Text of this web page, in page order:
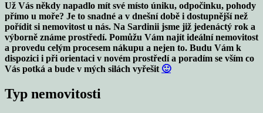
Už Vás někdy napadlo mít své místo úniku, odpočinku, pohody
přímo u moře? Je to snadné a v dnešní době i dostupnější než
pořídit si nemovitost u nás. Na Sardinii jsme již jedenáctý rok a
výborně známe prostředí. Pomůžu Vám najít ideální nemovitost
a provedu celým procesem nákupu a nejen to. Budu Vám k
dispozici i při orientaci v novém prostředí a poradím se vším co
Vás potká a bude v mých silách vyřešit 🙂
Typ nemovitosti